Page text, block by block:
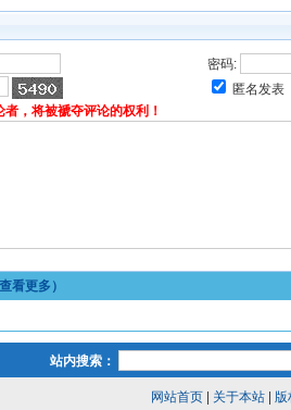
密码:
匿名发表
，将被褫夺评论的权利！
看更多）
站内搜索：
网站首页| 关于本站| 版